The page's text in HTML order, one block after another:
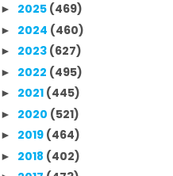
► 2025 (469)
► 2024 (460)
► 2023 (627)
► 2022 (495)
► 2021 (445)
► 2020 (521)
► 2019 (464)
► 2018 (402)